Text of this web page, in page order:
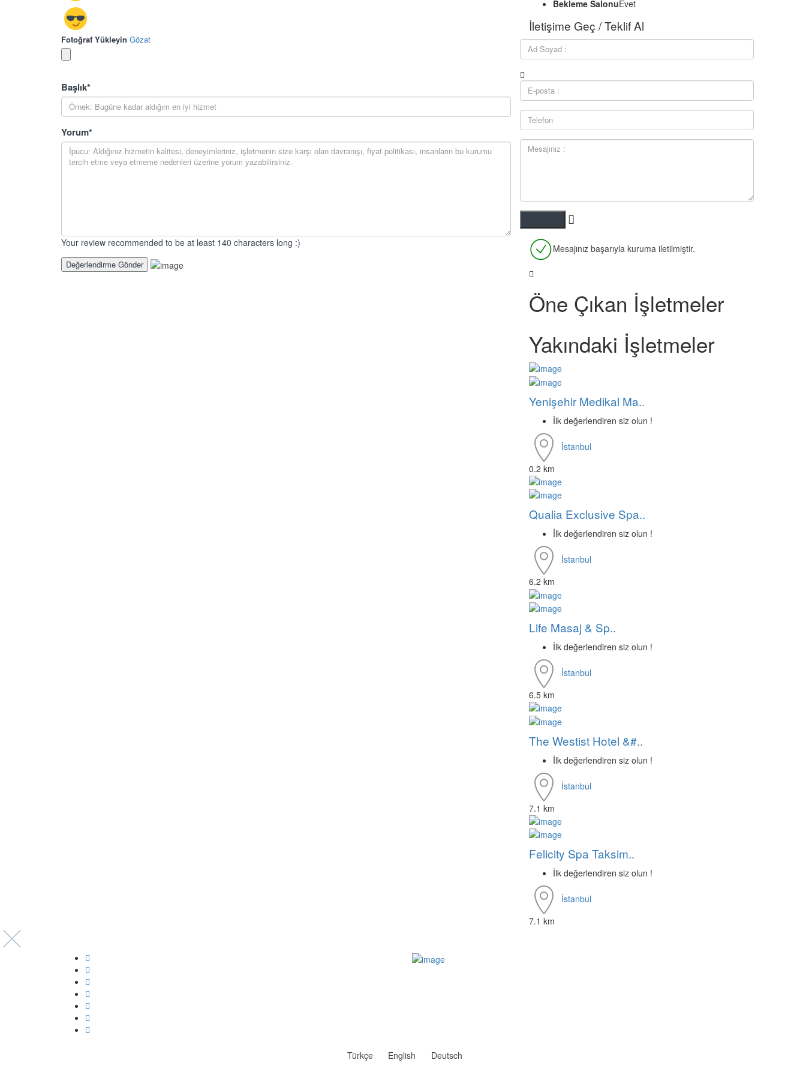
Fotoğraf Yükleyin Gözat
Başlık*
Yorum*
Your review recommended to be at least 140 characters long :)
Bekleme SalonuEvet
İletişime Geç / Teklif Al
Mesajınız başarıyla kuruma iletilmiştir.
Öne Çıkan İşletmeler
Yakındaki İşletmeler
Yenişehir Medikal Ma..
İlk değerlendiren siz olun !
İstanbul
0.2 km
Qualia Exclusive Spa..
İlk değerlendiren siz olun !
İstanbul
6.2 km
Life Masaj & Sp..
İlk değerlendiren siz olun !
İstanbul
6.5 km
The Westist Hotel &#..
İlk değerlendiren siz olun !
İstanbul
7.1 km
Felicity Spa Taksim..
İlk değerlendiren siz olun !
İstanbul
7.1 km
Türkçe English Deutsch